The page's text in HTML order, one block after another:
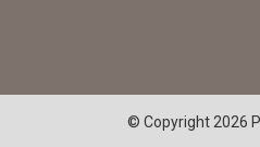
Avenida Castro
Atendimento: